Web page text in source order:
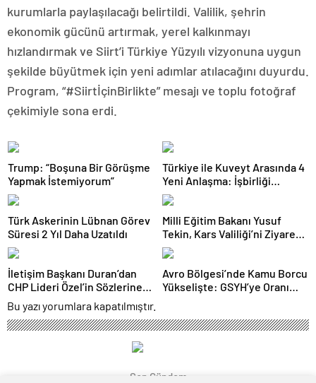
kurumlarla paylaşılacağı belirtildi. Valilik, şehrin
ekonomik gücünü artırmak, yerel kalkınmayı
hızlandırmak ve Siirt’i Türkiye Yüzyılı vizyonuna uygun
şekilde büyütmek için yeni adımlar atılacağını duyurdu.
Program, “#SiirtİçinBirlikte” mesajı ve toplu fotoğraf
çekimiyle sona erdi.
Trump: “Boşuna Bir Görüşme
Yapmak İstemiyorum”
Türkiye ile Kuveyt Arasında 4
Yeni Anlaşma: İşbirliği
Güçleniyor
Türk Askerinin Lübnan Görev
Süresi 2 Yıl Daha Uzatıldı
Milli Eğitim Bakanı Yusuf
Tekin, Kars Valiliği’ni Ziyaret
Etti
İletişim Başkanı Duran’dan
CHP Lideri Özel’in Sözlerine
Sert Tepki
Avro Bölgesi’nde Kamu Borcu
Yükselişte: GSYH’ye Oranı
Bu yazı yorumlara kapatılmıştır.
Son Gündem